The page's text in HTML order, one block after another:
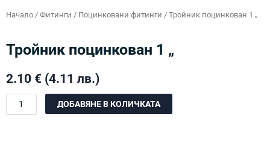
Начало / Фитинги / Поцинковани фитинги / Тройник поцинкован 1 „
Тройник поцинкован 1 „
2.10 € (4.11 лв.)
количество
ДОБАВЯНЕ В КОЛИЧКАТА